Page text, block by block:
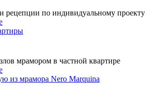
рецепции по индивидуальному проекту
мрамором в частной квартире
из мрамора Nero Marquina